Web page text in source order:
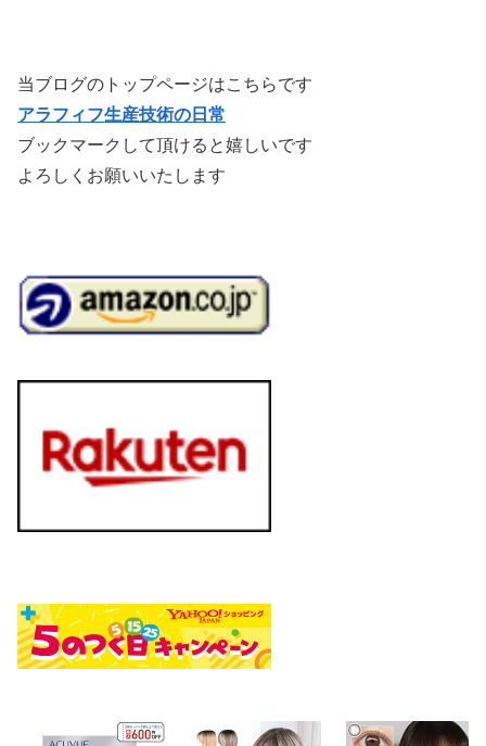
当ブログのトップページはこちらです
アラフィフ生産技術の日常
ブックマークして頂けると嬉しいです
よろしくお願いいたします